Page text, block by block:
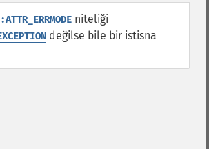
niteliği
değilse bile bir istisna